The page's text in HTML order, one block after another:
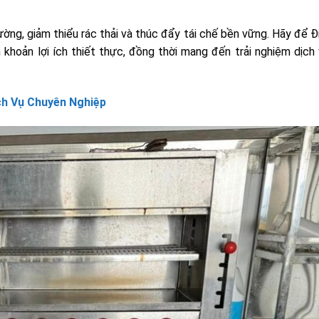
giảm thiểu rác thải và thúc đẩy tái chế bền vững. Hãy để
khoản lợi ích thiết thực, đồng thời mang đến trải nghiệm dịch
Vụ Chuyên Nghiệp